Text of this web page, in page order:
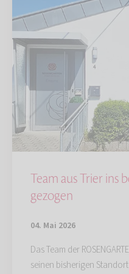
Team aus Trier ins
gezogen
04. Mai 2026
Das Team der
seinen bisherigen